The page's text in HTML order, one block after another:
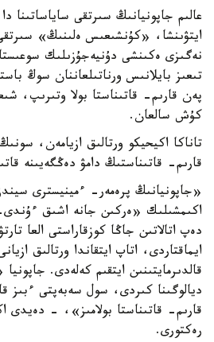
عالىم جاپونيانىڭ سىرتقى ساياساتىنا
ايتۋىنشا، «كۇنشىعىس ەلىنىڭ»
نەگىزى ەكىنشى دۇنيەجۇزىلىك
تىعىز بايلانىس ورناتىلعاننان سوڭ
پەن قارىم- قاتىناستا بولا وتىرىپ،
كۇش سالعان.
تاناكا اكيحيكو ورتالىق ازيامەن،
قارىم- قاتىناستىڭ دامۋ دەڭگەيىنە
«جاپونيانىڭ پرەمەر- ءمينيسترى
اكىمشىلىك «ەركىن جانە اشىق
دەپ اتالاتىن جاڭا كوزقاراستى العا
ايماقتاردى، اتاپ ايتقاندا ورتالىق
قالدىرمايتىنىن ايتقىم كەلەدى.
ديالوگىنا كىردى، سول سەبەپتى ءبىز
قارىم- قاتىناستا بولامىز»، - دەيدى
رەكتورى.